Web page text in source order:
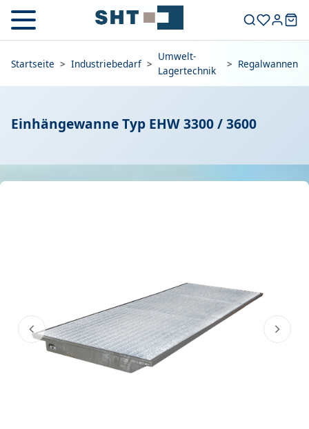
Startseite > Industriebedarf >
Umwelt-
Lagertechnik
> Regalwannen
Einhängewanne Typ EHW 3300 / 3600